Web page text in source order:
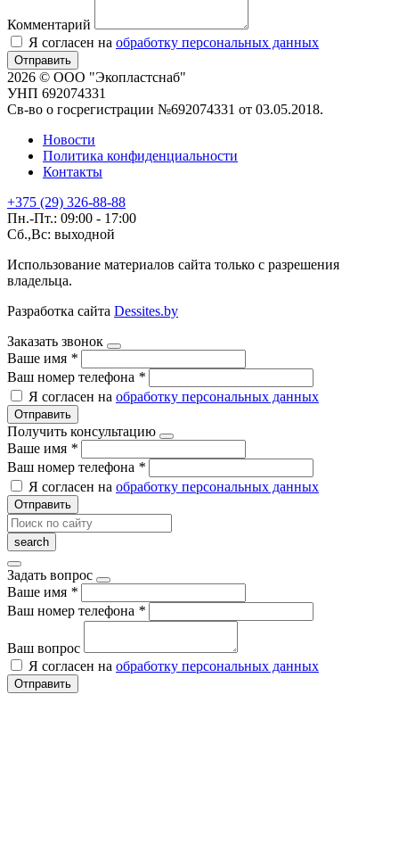
Комментарий
Я согласен на обработку персональных данных
Отправить
2026 © ООО "Экопластснаб"
УНП 692074331
Св-во о госрегистрации №692074331 от 03.05.2018.
Новости
Политика конфиденциальности
Контакты
+375 (29) 326-88-88
Пн.-Пт.: 09:00 - 17:00
Сб.,Вс: выходной
Использование материалов сайта только с разрешения
владельца.
Разработка сайта Dessites.by
Заказать звонок
Ваше имя *
Ваш номер телефона *
Я согласен на обработку персональных данных
Отправить
Получить консультацию
Ваше имя *
Ваш номер телефона *
Я согласен на обработку персональных данных
Отправить
Задать вопрос
Ваше имя *
Ваш номер телефона *
Ваш вопрос
Я согласен на обработку персональных данных
Отправить